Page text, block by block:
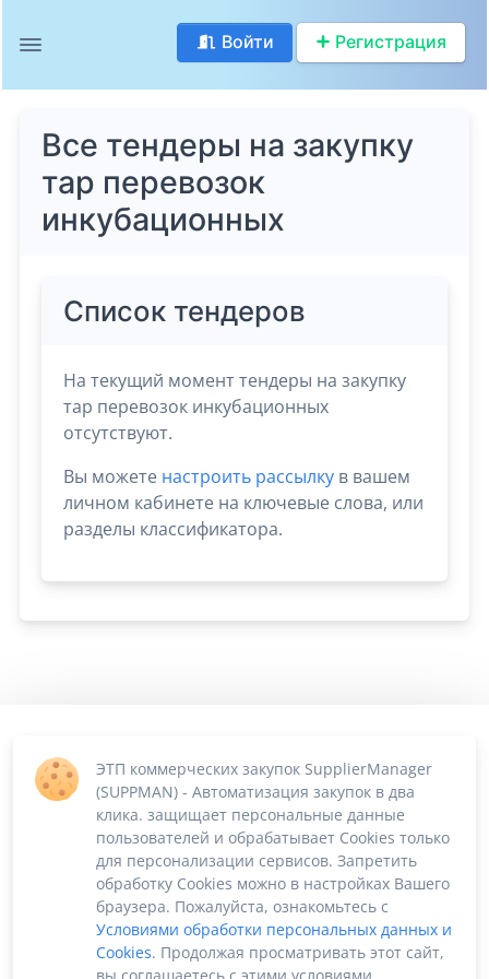
Войти Регистрация
Все тендеры на закупку
тар перевозок
инкубационных
Список тендеров
На текущий момент тендеры на закупку
тар перевозок инкубационных
отсутствуют.
Вы можете настроить рассылку в вашем
личном кабинете на ключевые слова, или
разделы классификатора.
ЭТП коммерческих закупок SupplierManager
(SUPPMAN) - Автоматизация закупок в два
клика. защищает персональные данные
пользователей и обрабатывает Cookies только
для персонализации сервисов. Запретить
обработку Cookies можно в настройках Вашего
браузера. Пожалуйста, ознакомьтесь с
Условиями обработки персональных данных и
Cookies. Продолжая просматривать этот сайт,